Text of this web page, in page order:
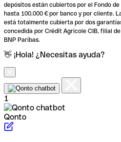
depósitos están cubiertos por el Fondo de
hasta 100.000 € por banco y por cliente.
está totalmente cubierta por dos
concedida por Crédit Agricole CIB, filial
BNP Paribas.
👋 ¡Hola! ¿Necesitas ayuda?
1
Qonto